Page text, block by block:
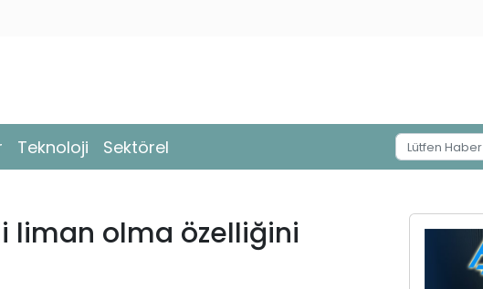
Teknoloji Sektörel
liman olma özelliğini